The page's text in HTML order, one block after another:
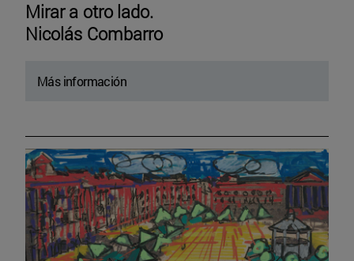
Mirar a otro lado.
Nicolás Combarro
Más información